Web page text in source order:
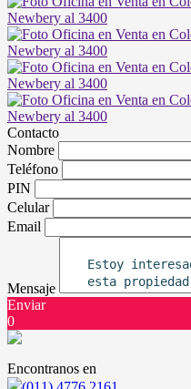
Contacto
Nombre
Teléfono
PIN
Celular
Email
Mensaje
Enviar
0
Encontranos en